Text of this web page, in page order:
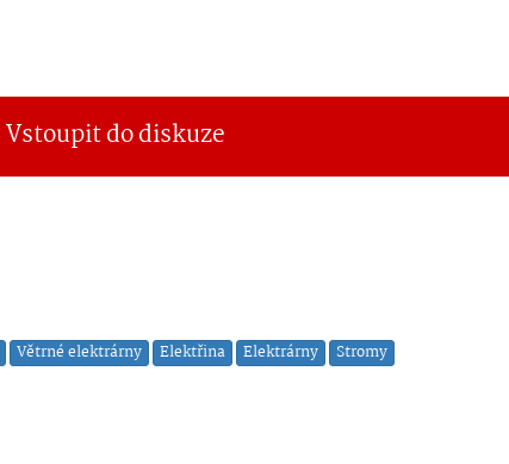
Vstoupit do diskuze
Větrné elektrárny Elektřina Elektrárny Stromy